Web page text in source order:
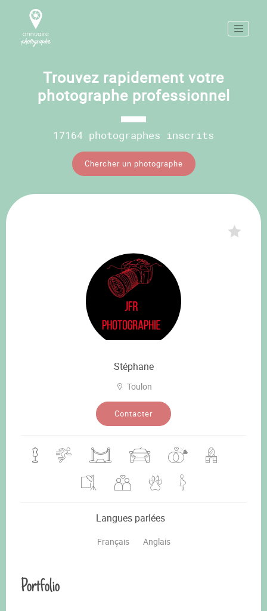
Trouvez rapidement votre
photographe professionnel
17164 photographes inscrits
Chercher un photographe
Stéphane
Toulon
Contacter
Langues parlées
Français Anglais
Portfolio